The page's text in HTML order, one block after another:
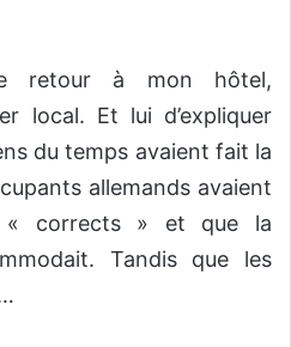
retour à mon hôtel,
local. Et lui d’expliquer
du temps avaient fait la
allemands avaient
corrects » et que la
Tandis que les